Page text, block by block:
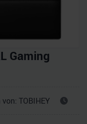
Gaming
von: TOBIHEY